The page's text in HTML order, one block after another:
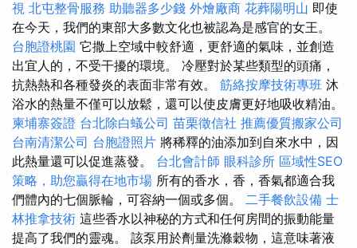
視 北屯整骨服務 助聽器多少錢 外燴廠商 花葬陽明山 即使
在今天，我們的東部大多數文化也被認為是感官的女王。
台胞證桃園 它撒上空域中較舒適，更舒適的氣味，並創造
出宜人的，不受干擾的環境。 冷壓對於某些類型的頭痛，
抗熱熱和各種發炎的表面非常有效。 筋絡按摩技術專班 沐
浴水的熱量不僅可以放鬆，還可以使皮膚更好地吸收精油。
柬埔寨簽證 台北除白蟻公司 苗栗徵信社 推薦優質搬家公司
台南清潔公司 台胞證照片 將稀釋的油添加到自來水中，因
此熱量還可以促進蒸發。 台北會計師 眼科診所 區域性SEO
策略，助您贏得在地市場 所有的香水，香，香氣都適合我
們體內的七個脈輪，可容納一個或多個。 二手餐飲設備 士
林推拿技術 這些香水以神秘的方式和任何房間的振動能量
提高了我們的靈魂。 該泵用於劑量洗滌穀物，這意味著液